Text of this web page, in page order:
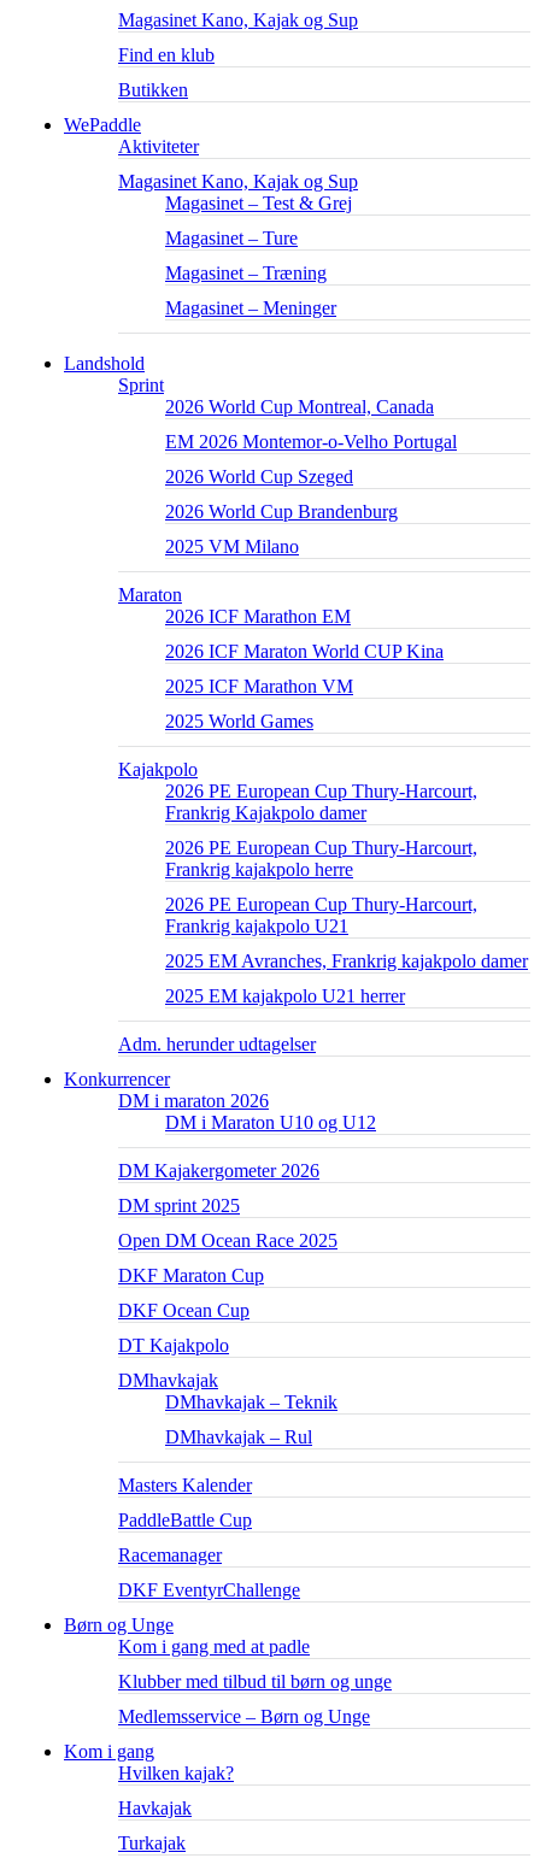
Magasinet Kano, Kajak og Sup
Find en klub
Butikken
WePaddle
Aktiviteter
Magasinet Kano, Kajak og Sup
Magasinet – Test & Grej
Magasinet – Ture
Magasinet – Træning
Magasinet – Meninger
Landshold
Sprint
2026 World Cup Montreal, Canada
EM 2026 Montemor-o-Velho Portugal
2026 World Cup Szeged
2026 World Cup Brandenburg
2025 VM Milano
Maraton
2026 ICF Marathon EM
2026 ICF Maraton World CUP Kina
2025 ICF Marathon VM
2025 World Games
Kajakpolo
2026 PE European Cup Thury-Harcourt,
Frankrig Kajakpolo damer
2026 PE European Cup Thury-Harcourt,
Frankrig kajakpolo herre
2026 PE European Cup Thury-Harcourt,
Frankrig kajakpolo U21
2025 EM Avranches, Frankrig kajakpolo damer
2025 EM kajakpolo U21 herrer
Adm. herunder udtagelser
Konkurrencer
DM i maraton 2026
DM i Maraton U10 og U12
DM Kajakergometer 2026
DM sprint 2025
Open DM Ocean Race 2025
DKF Maraton Cup
DKF Ocean Cup
DT Kajakpolo
DMhavkajak
DMhavkajak – Teknik
DMhavkajak – Rul
Masters Kalender
PaddleBattle Cup
Racemanager
DKF EventyrChallenge
Børn og Unge
Kom i gang med at padle
Klubber med tilbud til børn og unge
Medlemsservice – Børn og Unge
Kom i gang
Hvilken kajak?
Havkajak
Turkajak